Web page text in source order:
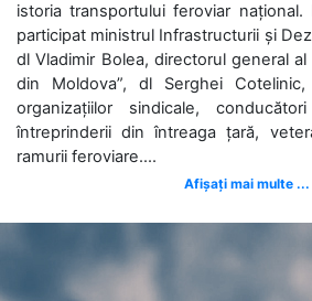
istoria transportului feroviar
participat ministrul Infrastructurii și
dl Vladimir Bolea, directorul general al
din Moldova”, dl Serghei
organizațiilor sindicale,
întreprinderii din întreaga țară,
ramurii feroviare....
Afișați mai multe ...